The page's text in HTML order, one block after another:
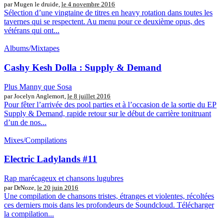
par Mugen le druide, le 4 novembre 2016
Sélection d’une vingtaine de titres en heavy rotation dans toutes les
tavernes qui se respectent. Au menu pour ce deuxième opus, des
vétérans qui ont...
Albums/Mixtapes
Cashy Kesh Dolla : Supply & Demand
Plus Manny que Sosa
par Jocelyn Anglemort, le 8 juillet 2016
Pour fêter l’arrivée des pool parties et à l’occasion de la sortie du EP
Supply & Demand, rapide retour sur le début de carrière tonitruant
d’un de nos...
Mixes/Compilations
Electric Ladylands #11
Rap marécageux et chansons lugubres
par DrNoze, le 20 juin 2016
Une compilation de chansons tristes, étranges et violentes, récoltées
ces derniers mois dans les profondeurs de Soundcloud. Télécharger
la compilation...